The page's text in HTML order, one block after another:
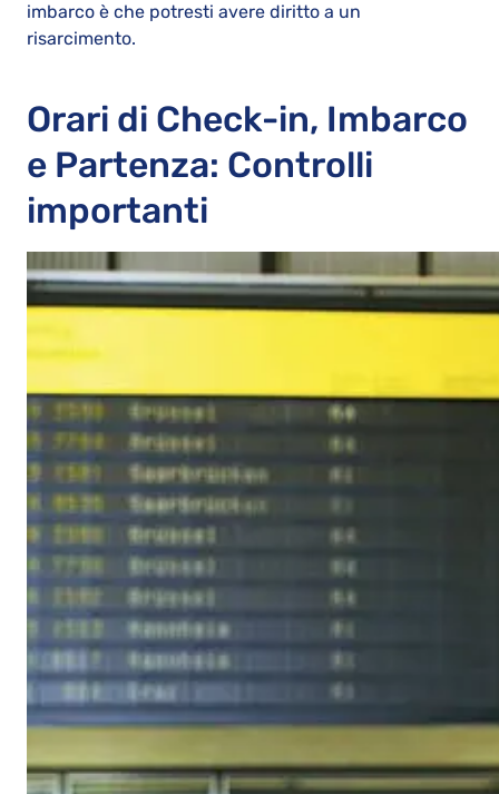
imbarco è che potresti avere diritto a un
risarcimento.
Orari di Check-in, Imbarco
e Partenza: Controlli
importanti